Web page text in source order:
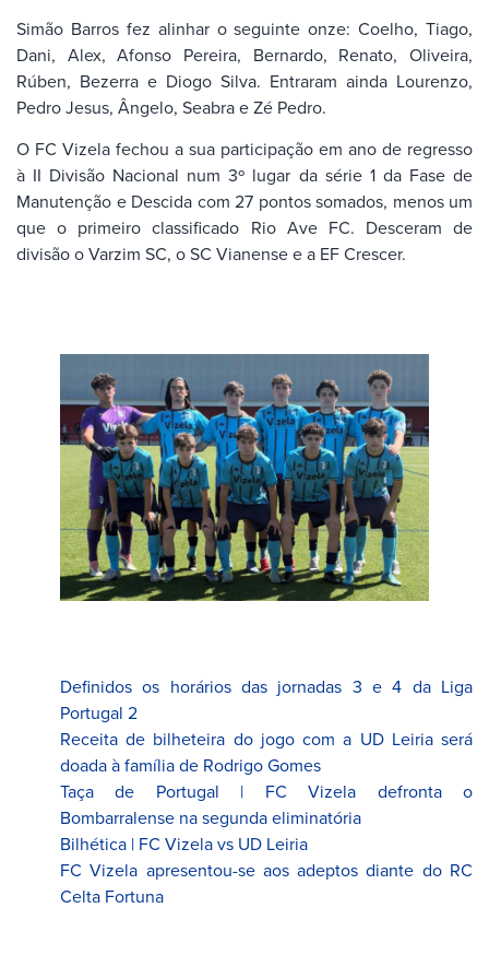
Simão Barros fez alinhar o seguinte onze: Coelho, Tiago,
Dani, Alex, Afonso Pereira, Bernardo, Renato, Oliveira,
Rúben, Bezerra e Diogo Silva. Entraram ainda Lourenzo,
Pedro Jesus, Ângelo, Seabra e Zé Pedro.
O FC Vizela fechou a sua participação em ano de regresso
à II Divisão Nacional num 3º lugar da série 1 da Fase de
Manutenção e Descida com 27 pontos somados, menos um
que o primeiro classificado Rio Ave FC. Desceram de
divisão o Varzim SC, o SC Vianense e a EF Crescer.
Definidos os horários das jornadas 3 e 4 da Liga
Portugal 2
Receita de bilheteira do jogo com a UD Leiria será
doada à família de Rodrigo Gomes
Taça de Portugal | FC Vizela defronta o
Bombarralense na segunda eliminatória
Bilhética | FC Vizela vs UD Leiria
FC Vizela apresentou-se aos adeptos diante do RC
Celta Fortuna